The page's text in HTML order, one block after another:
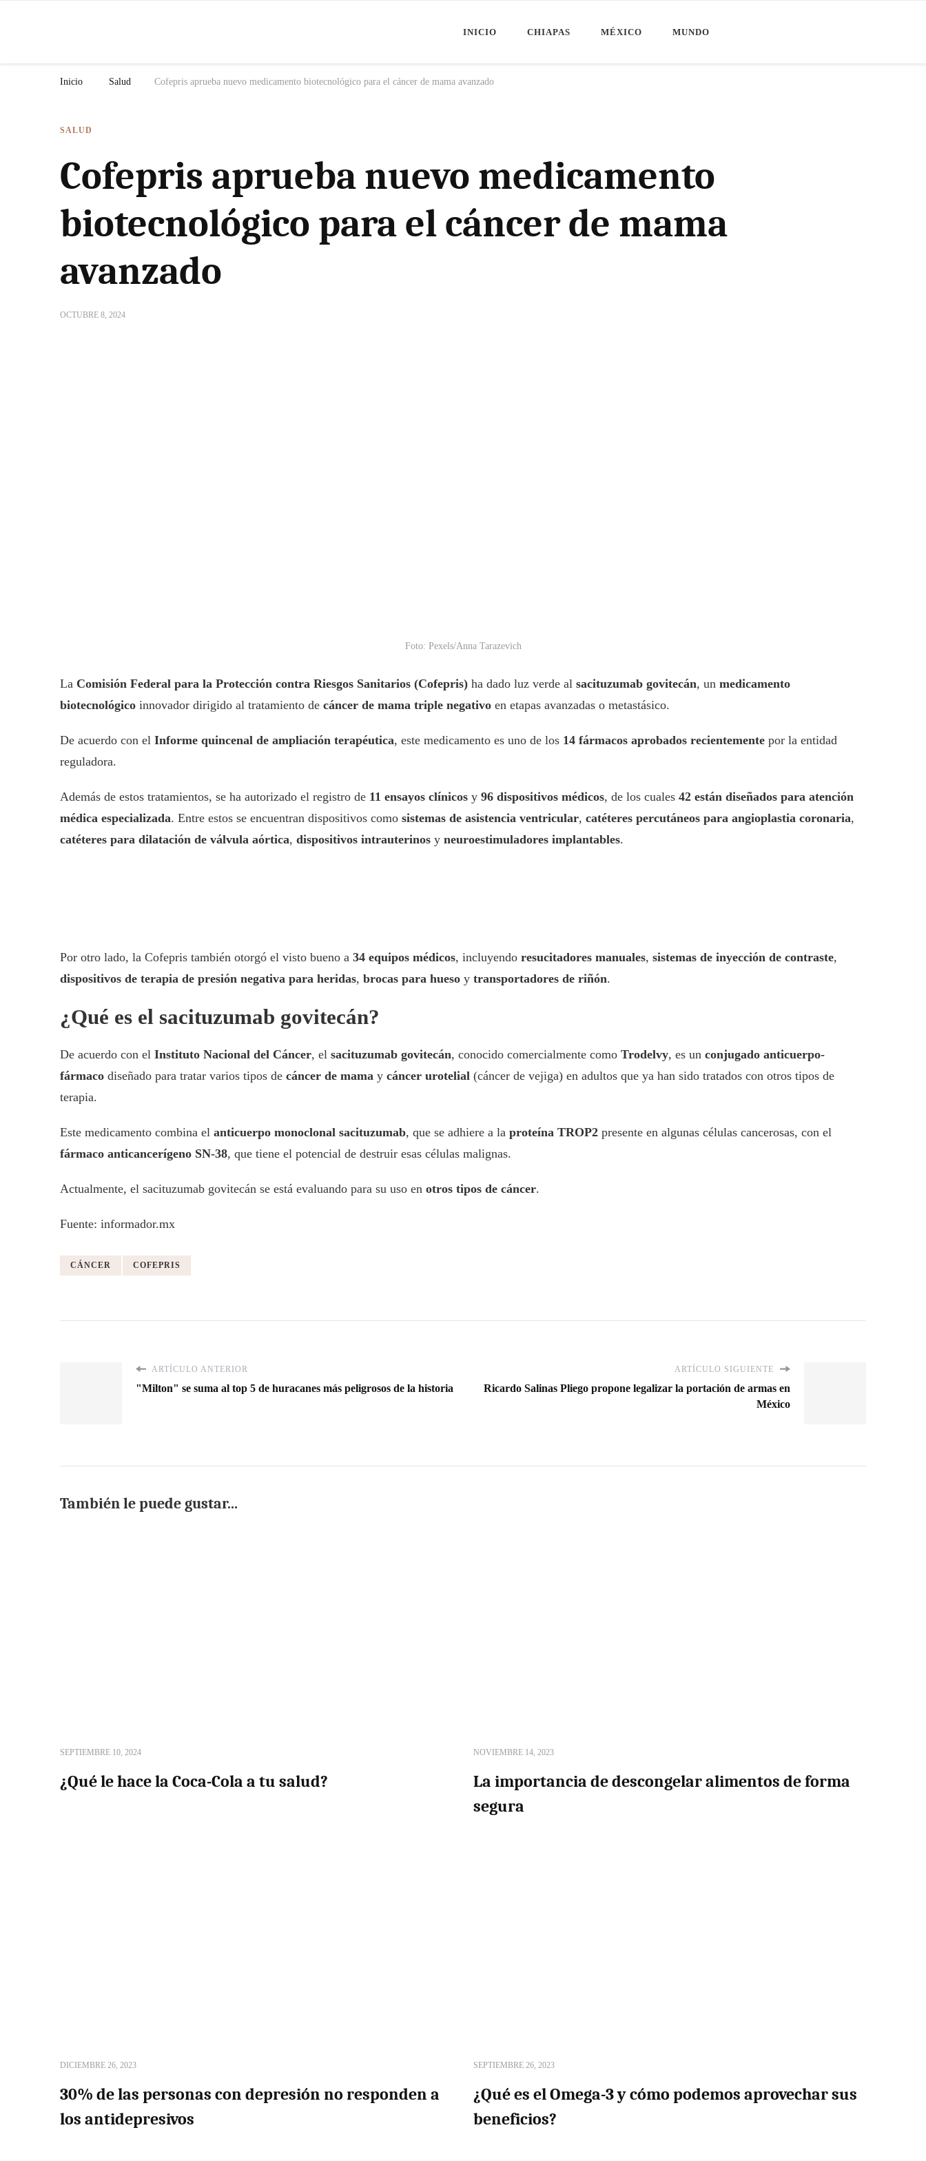
INICIO CHIAPAS MÉXICO MUNDO
Inicio Salud Cofepris aprueba nuevo medicamento biotecnológico para el cáncer de mama avanzado
SALUD
Cofepris aprueba nuevo medicamento
biotecnológico para el cáncer de mama
avanzado
OCTUBRE 8, 2024
Foto: Pexels/Anna Tarazevich
La Comisión Federal para la Protección contra Riesgos Sanitarios (Cofepris) ha dado luz verde al sacituzumab govitecán, un medicamento
biotecnológico innovador dirigido al tratamiento de cáncer de mama triple negativo en etapas avanzadas o metastásico.
De acuerdo con el Informe quincenal de ampliación terapéutica, este medicamento es uno de los 14 fármacos aprobados recientemente por la entidad
reguladora.
Además de estos tratamientos, se ha autorizado el registro de 11 ensayos clínicos y 96 dispositivos médicos, de los cuales 42 están diseñados para atención
médica especializada. Entre estos se encuentran dispositivos como sistemas de asistencia ventricular, catéteres percutáneos para angioplastia coronaria,
catéteres para dilatación de válvula aórtica, dispositivos intrauterinos y neuroestimuladores implantables.
Por otro lado, la Cofepris también otorgó el visto bueno a 34 equipos médicos, incluyendo resucitadores manuales, sistemas de inyección de contraste,
dispositivos de terapia de presión negativa para heridas, brocas para hueso y transportadores de riñón.
¿Qué es el sacituzumab govitecán?
De acuerdo con el Instituto Nacional del Cáncer, el sacituzumab govitecán, conocido comercialmente como Trodelvy, es un conjugado anticuerpo-
fármaco diseñado para tratar varios tipos de cáncer de mama y cáncer urotelial (cáncer de vejiga) en adultos que ya han sido tratados con otros tipos de
terapia.
Este medicamento combina el anticuerpo monoclonal sacituzumab, que se adhiere a la proteína TROP2 presente en algunas células cancerosas, con el
fármaco anticancerígeno SN-38, que tiene el potencial de destruir esas células malignas.
Actualmente, el sacituzumab govitecán se está evaluando para su uso en otros tipos de cáncer.
Fuente: informador.mx
CÁNCER COFEPRIS
ARTÍCULO ANTERIOR
"Milton" se suma al top 5 de huracanes más peligrosos de la historia
ARTÍCULO SIGUIENTE
Ricardo Salinas Pliego propone legalizar la portación de armas en
México
También le puede gustar...
SEPTIEMBRE 10, 2024
¿Qué le hace la Coca-Cola a tu salud?
NOVIEMBRE 14, 2023
La importancia de descongelar alimentos de forma
segura
DICIEMBRE 26, 2023
30% de las personas con depresión no responden a
los antidepresivos
SEPTIEMBRE 26, 2023
¿Qué es el Omega-3 y cómo podemos aprovechar sus
beneficios?